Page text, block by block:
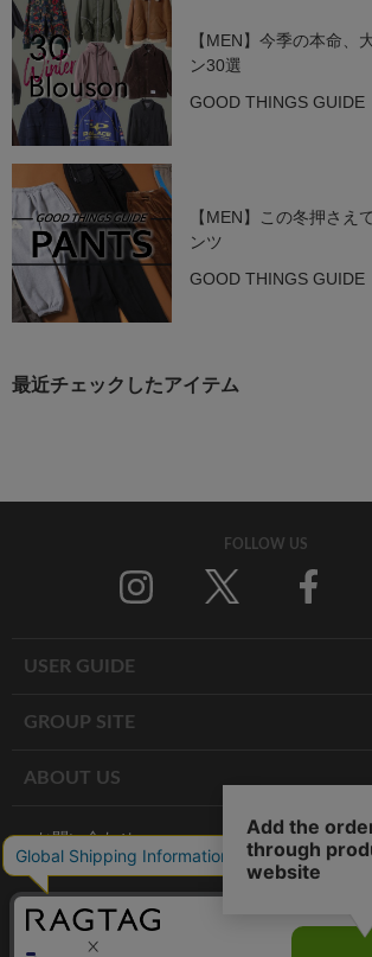
【MEN】今季の本命、
ン30選
GOOD THINGS GUIDE
【MEN】この冬押さえ
ンツ
GOOD THINGS GUIDE
最近チェックしたアイテム
FOLLOW US
USER GUIDE
GROUP SITE
ABOUT US
お問い合わせ
RAGTAG 公式アプリ